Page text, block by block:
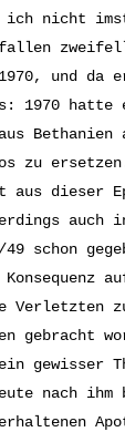
nicht
und da
1970 hatte
Bethanien
zu
aus dieser
auch
schon
Verletzten
gebracht
gewisser
nach ihm